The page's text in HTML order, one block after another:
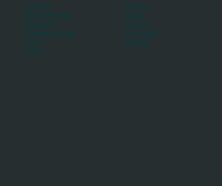
Nyheder
Mest Eftersøgte
Rapporter
Databasestatistik
Træer
Grene
Notater
Kilder
Arkiver
DNA-tests
Kontakt